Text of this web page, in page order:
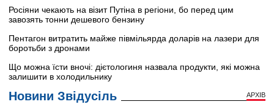
Росіяни чекають на візит Путіна в регіони, бо перед цим
завозять тонни дешевого бензину
Пентагон витратить майже півмільярда доларів на лазери для
боротьби з дронами
Що можна їсти вночі: дієтологиня назвала продукти, які можна
залишити в холодильнику
Новини Звідусіль АРХІВ